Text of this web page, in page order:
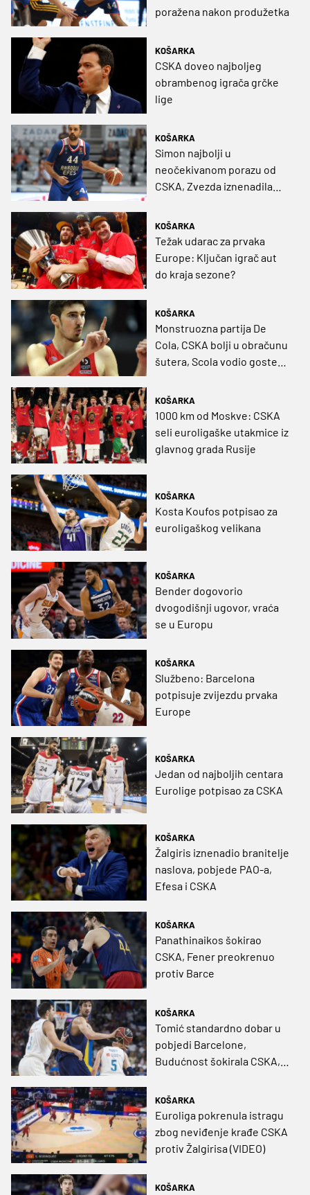
poražena nakon produžetka
KOŠARKA
CSKA doveo najboljeg
obrambenog igrača grčke
lige
KOŠARKA
Simon najbolji u
neočekivanom porazu od
CSKA, Zvezda iznenadila
KOŠARKA
Težak udarac za prvaka
Europe: Ključan igrač aut
do kraja sezone?
KOŠARKA
Monstruozna partija De
Cola, CSKA bolji u obračunu
šutera, Scola vodio goste
KOŠARKA
1000 km od Moskve: CSKA
seli euroligaške utakmice iz
glavnog grada Rusije
KOŠARKA
Kosta Koufos potpisao za
euroligaškog velikana
KOŠARKA
Bender dogovorio
dvogodišnji ugovor, vraća
se u Europu
KOŠARKA
Službeno: Barcelona
potpisuje zvijezdu prvaka
Europe
KOŠARKA
Jedan od najboljih centara
Eurolige potpisao za CSKA
KOŠARKA
Žalgiris iznenadio branitelje
naslova, pobjede PAO-a,
Efesa i CSKA
KOŠARKA
Panathinaikos šokirao
CSKA, Fener preokrenuo
protiv Barce
KOŠARKA
Tomić standardno dobar u
pobjedi Barcelone,
Budućnost šokirala CSKA,
KOŠARKA
Euroliga pokrenula istragu
zbog neviđenje krađe CSKA
protiv Žalgirisa (VIDEO)
KOŠARKA